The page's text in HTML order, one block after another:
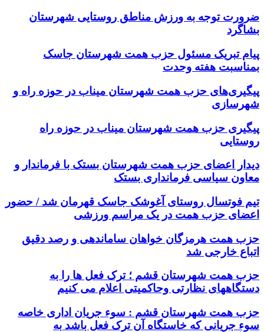
ضرورت توجه به ورزش مناطق روستایی شهرستان
بشاگرد
پیام تبریک مسئول حزب همت شهرستان جاسک
بمناسبت هفته وحدت
پیگیری‌های حزب همت شهرستان میناب در حوزه راه و
شهرسازی
پیگیری حزب همت شهرستان میناب در حوزه راه
روستایی
دیدار اعضای حزب همت شهرستان بستک با فرماندار و
معاون سیاسی فرمانداری بستک
تیم فوتسال روستای آغوشک جاسک قهرمان شد / حضور
اعضای حزب همت در یک مراسم ورزشی
حزب همت هرمزگان خواهان ساماندهی و رصد دقیق
اتباع خارجی شد
حزب همت شهرستان قشم ؛ ترک فعل ها را به
دستگاههای نظارتی وحاکمیتی اعلام می کنیم
حزب همت شهرستان قشم : سوء جریان اداری خاصه
سوء جریانی که خاستگاه آن ترک فعل باشد به